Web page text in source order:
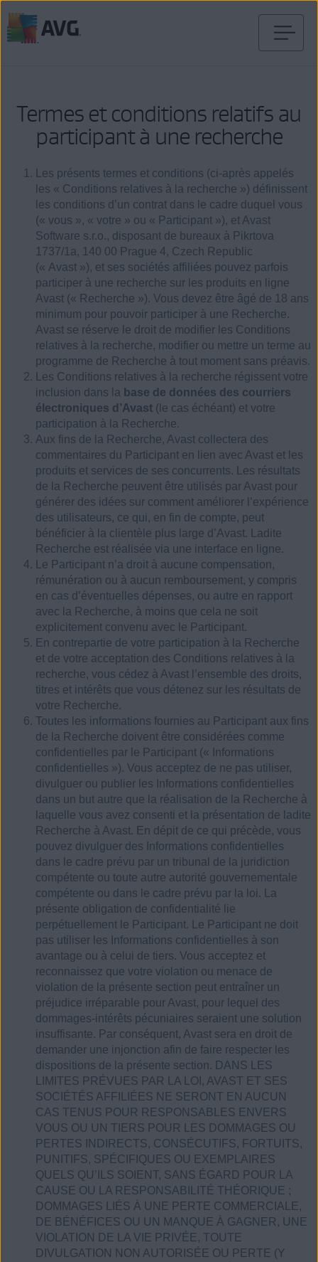
Termes et conditions relatifs au
participant à une recherche
Les présents termes et conditions (ci-après appelés
les « Conditions relatives à la recherche ») définissent
les conditions d’un contrat dans le cadre duquel vous
(« vous », « votre » ou « Participant »), et Avast
Software s.r.o., disposant de bureaux à Pikrtova
1737/1a, 140 00 Prague 4, Czech Republic
(« Avast »), et ses sociétés affiliées pouvez parfois
participer à une recherche sur les produits en ligne
Avast (« Recherche »). Vous devez être âgé de 18 ans
minimum pour pouvoir participer à une Recherche.
Avast se réserve le droit de modifier les Conditions
relatives à la recherche, modifier ou mettre un terme au
programme de Recherche à tout moment sans préavis.
Les Conditions relatives à la recherche régissent votre
inclusion dans la base de données des courriers
électroniques d’Avast (le cas échéant) et votre
participation à la Recherche.
Aux fins de la Recherche, Avast collectera des
commentaires du Participant en lien avec Avast et les
produits et services de ses concurrents. Les résultats
de la Recherche peuvent être utilisés par Avast pour
générer des idées sur comment améliorer l’expérience
des utilisateurs, ce qui, en fin de compte, peut
bénéficier à la clientèle plus large d’Avast. Ladite
Recherche est réalisée via une interface en ligne.
Le Participant n’a droit à aucune compensation,
rémunération ou à aucun remboursement, y compris
en cas d’éventuelles dépenses, ou autre en rapport
avec la Recherche, à moins que cela ne soit
explicitement convenu avec le Participant.
En contrepartie de votre participation à la Recherche
et de votre acceptation des Conditions relatives à la
recherche, vous cédez à Avast l’ensemble des droits,
titres et intérêts que vous détenez sur les résultats de
votre Recherche.
Toutes les informations fournies au Participant aux fins
de la Recherche doivent être considérées comme
confidentielles par le Participant (« Informations
confidentielles »). Vous acceptez de ne pas utiliser,
divulguer ou publier les Informations confidentielles
dans un but autre que la réalisation de la Recherche à
laquelle vous avez consenti et la présentation de ladite
Recherche à Avast. En dépit de ce qui précède, vous
pouvez divulguer des Informations confidentielles
dans le cadre prévu par un tribunal de la juridiction
compétente ou toute autre autorité gouvernementale
compétente ou dans le cadre prévu par la loi. La
présente obligation de confidentialité lie
perpétuellement le Participant. Le Participant ne doit
pas utiliser les Informations confidentielles à son
avantage ou à celui de tiers. Vous acceptez et
reconnaissez que votre violation ou menace de
violation de la présente section peut entraîner un
préjudice irréparable pour Avast, pour lequel des
dommages-intérêts pécuniaires seraient une solution
insuffisante. Par conséquent, Avast sera en droit de
demander une injonction afin de faire respecter les
dispositions de la présente section. DANS LES
LIMITES PRÉVUES PAR LA LOI, AVAST ET SES
SOCIÉTÉS AFFILIÉES NE SERONT EN AUCUN
CAS TENUS POUR RESPONSABLES ENVERS
VOUS OU UN TIERS POUR LES DOMMAGES OU
PERTES INDIRECTS, CONSÉCUTIFS, FORTUITS,
PUNITIFS, SPÉCIFIQUES OU EXEMPLAIRES
QUELS QU’ILS SOIENT, SANS ÉGARD POUR LA
CAUSE OU LA RESPONSABILITÉ THÉORIQUE ;
DOMMAGES LIÉS À UNE PERTE COMMERCIALE,
DE BÉNÉFICES OU UN MANQUE À GAGNER, UNE
VIOLATION DE LA VIE PRIVÉE, TOUTE
DIVULGATION NON AUTORISÉE OU PERTE (Y